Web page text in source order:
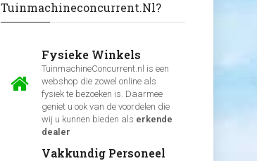
Tuinmachineconcurrent.nl?
Fysieke Winkels
TuinmachineConcurrent.nl is een
webshop die zowel online als
fysiek te bezoeken is. Daarmee
geniet u ook van de voordelen die
wij u kunnen bieden als erkende
dealer
Vakkundig Personeel